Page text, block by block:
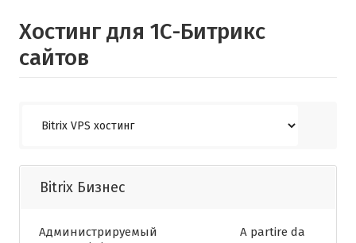
Хостинг для 1С-Битрикс
сайтов
Bitrix Бизнес
Администрируемый
A partire da